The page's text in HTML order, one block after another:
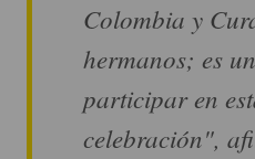
Colombia y
hermanos; es
participar en
celebración",